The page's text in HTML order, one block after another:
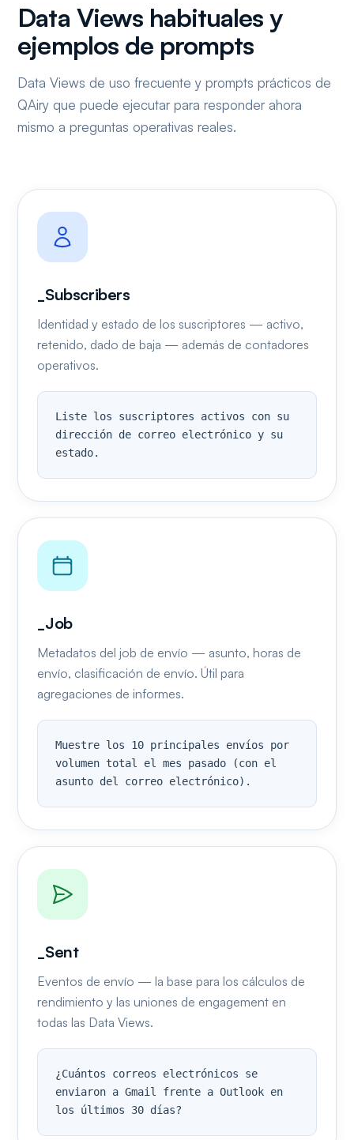
Data Views habituales y
ejemplos de prompts
Data Views de uso frecuente y prompts prácticos de
QAiry que puede ejecutar para responder ahora
mismo a preguntas operativas reales.
_Subscribers
Identidad y estado de los suscriptores — activo,
retenido, dado de baja — además de contadores
operativos.
Liste los suscriptores activos con su
dirección de correo electrónico y su
estado.
_Job
Metadatos del job de envío — asunto, horas de
envío, clasificación de envío. Útil para
agregaciones de informes.
Muestre los 10 principales envíos por
volumen total el mes pasado (con el
asunto del correo electrónico).
_Sent
Eventos de envío — la base para los cálculos de
rendimiento y las uniones de engagement en
todas las Data Views.
¿Cuántos correos electrónicos se
enviaron a Gmail frente a Outlook en
los últimos 30 días?